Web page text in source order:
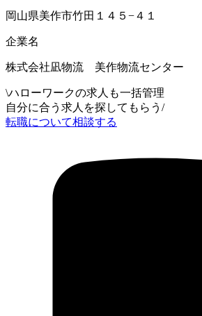
岡山県美作市竹田１４５−４１
企業名
株式会社凪物流 美作物流センター
\ハローワークの求人も一括管理
自分に合う求人を探してもらう /
転職について相談する